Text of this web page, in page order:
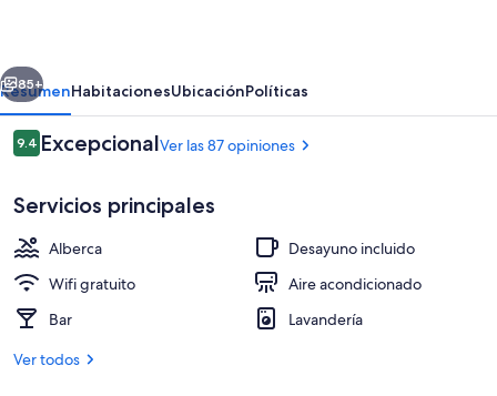
Alberca al aire libre, acceso de 10:30
Siguiente
85+
ResumenHabitacionesUbicaciónPolíticas
Opiniones
9.49.4 de 10,
ExcepcionalVer las 87 opiniones
Servicios principales
Alberca
Desayuno incluido
Wifi gratuito
Aire acondicionado
Bar
Lavandería
Ver todos